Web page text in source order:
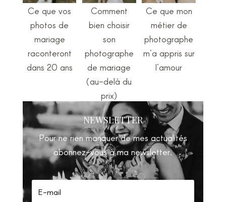
Ce que vos
photos de
mariage
raconteront
dans 20 ans
Comment
bien choisir
son
photographe
de mariage
(au-delà du
prix)
Ce que mon
métier de
photographe
m’a appris sur
l’amour
NEWSLETTER
Pour ne rien manquer de mes actualités
abonnez-vous à ma newsletter.